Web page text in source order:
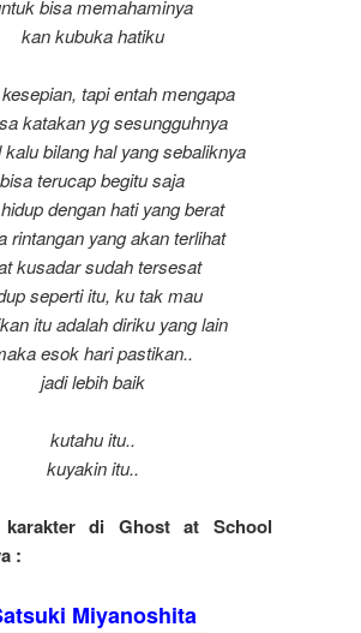
bisa memahaminya
kan kubuka hatiku
tapi entah mengapa
katakan yg sesungguhnya
kalu bilang hal yang sebaliknya
bisa terucap begitu saja
dengan hati yang berat
rintangan yang akan terlihat
kusadar sudah tersesat
seperti itu, ku tak mau
itu adalah diriku yang lain
esok hari pastikan..
jadi lebih baik
kutahu itu..
kuyakin itu..
karakter di Ghost at School
:
Miyanoshita